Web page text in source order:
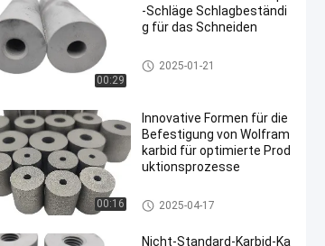
00:29
-Schläge Schlagbeständi
g für das Schneiden
mit einem Gehalt an Kohlenwa
sserstoffen von mehr als 85 G
2025-01-21
00:16
Innovative Formen für die
Befestigung von Wolfram
karbid für optimierte Prod
uktionsprozesse
mit einem Gehalt an Kohlenwa
sserstoffen von mehr als 85 G
2025-04-17
Nicht-Standard-Karbid-Ka